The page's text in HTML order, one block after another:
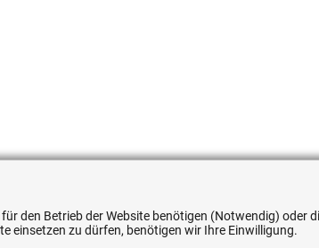
den Betrieb der Website benötigen (Notwendig)
einsetzen zu dürfen, benötigen wir Ihre Einwilligung.